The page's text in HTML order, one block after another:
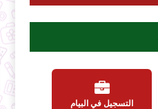
التسجيل في البيام